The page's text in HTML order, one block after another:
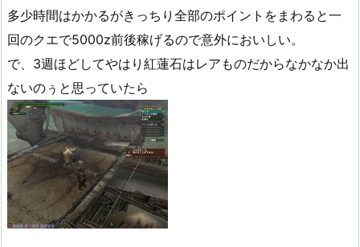
多少時間はかかるがきっちり全部のポイントをまわると一
回のクエで5000z前後稼げるので意外においしい。
で、3週ほどしてやはり紅蓮石はレアものだからなかなか出
ないのぅと思っていたら